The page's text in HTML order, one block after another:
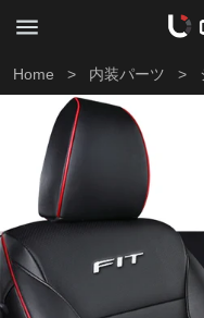
Home > 内装パーツ >